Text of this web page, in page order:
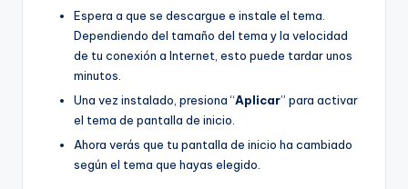
Espera a que se descargue e instale el tema.
Dependiendo del tamaño del tema y la velocidad
de tu conexión a Internet, esto puede tardar unos
minutos.
Una vez instalado, presiona “Aplicar” para activar
el tema de pantalla de inicio.
Ahora verás que tu pantalla de inicio ha cambiado
según el tema que hayas elegido.